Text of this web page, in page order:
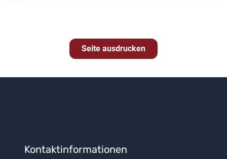
Seite ausdrucken
Kontaktinformationen